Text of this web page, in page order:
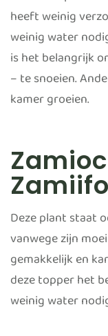
heeft weinig
weinig water
is het belangrijk
– te snoeien.
kamer groeien.
Deze plant staat
vanwege zijn
gemakkelijk en
deze topper het
weinig water